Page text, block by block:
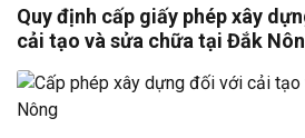
không gian sống phù hợp với tính
Nếu bạn là người yêu thích kiến trúc
nào bỏ qua những mẫu thiết kế lâu
không gian sống hiện đại thì những
tân cổ điển là những gợi ý mách bạn
Quy định cấp giấy phép xây
cải tạo và sửa chữa tại Đắk